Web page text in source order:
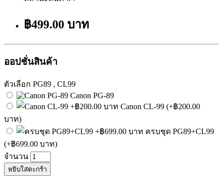
฿499.00 บาท
ออปชั่นสินค้า
ตัวเลือก PG89 , CL99
Canon PG-89
Canon CL-99 (+฿200.00
บาท)
ครบชุด PG89+CL99
(+฿699.00 บาท)
จำนวน
หยิบใส่ตะกร้า